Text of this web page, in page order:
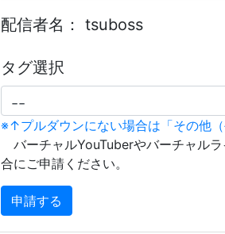
配信者名： tsuboss
タグ選択
※↑プルダウンにない場合は「その他
バーチャルYouTuberやバーチャル
合にご申請ください。
申請する